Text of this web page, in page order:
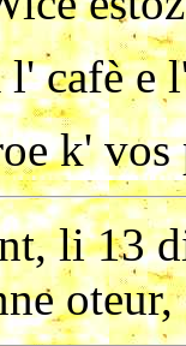
cafè e
k' vos
li 13